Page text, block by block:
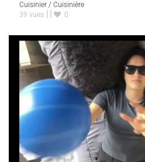
Cuisinier / Cuisinière
39 vues
0